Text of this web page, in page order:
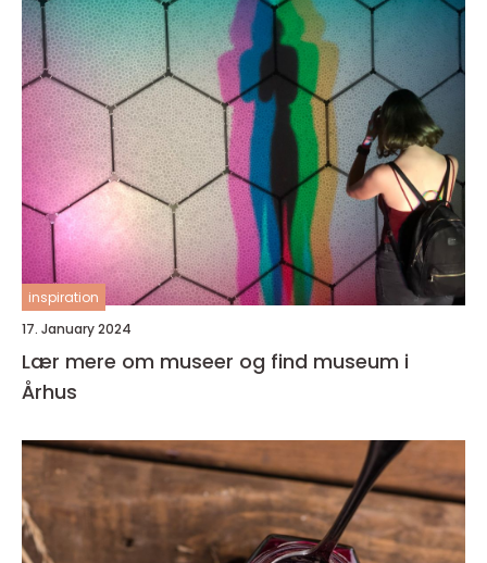
inspiration
17. January 2024
Lær mere om museer og find museum i
Århus